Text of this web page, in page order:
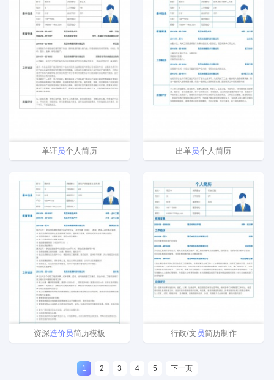
单证员个人简历 出单员个人简历
资深造价员简历模板 行政/文 员简历制作
1 2 3 4 5 下一页